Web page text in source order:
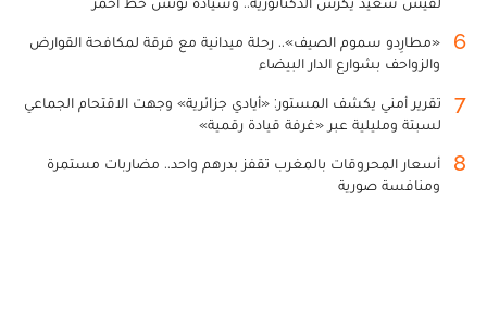
6
«مطارِدو سموم الصيف».. رحلة ميدانية مع فرقة لمكافحة القوارض
والزواحف بشوارع الدار البيضاء
7
تقرير أمني يكشف المستور: «أيادي جزائرية» وجهت الاقتحام الجماعي
لسبتة ومليلية عبر «غرفة قيادة رقمية»
8
أسعار المحروقات بالمغرب تقفز بدرهم واحد.. مضاربات مستمرة
ومنافسة صورية